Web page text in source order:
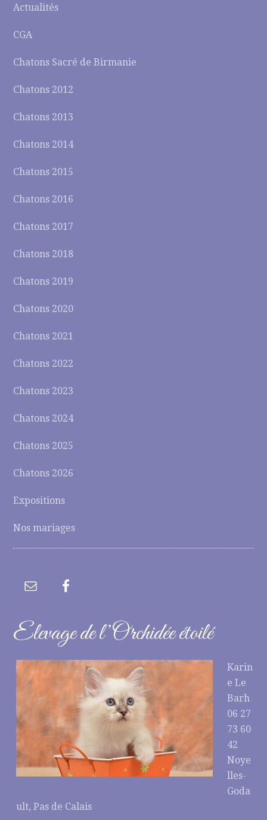
Actualités
CGA
Chatons Sacré de Birmanie
Chatons 2012
Chatons 2013
Chatons 2014
Chatons 2015
Chatons 2016
Chatons 2017
Chatons 2018
Chatons 2019
Chatons 2020
Chatons 2021
Chatons 2022
Chatons 2023
Chatons 2024
Chatons 2025
Chatons 2026
Expositions
Nos mariages
Elevage de l’Orchidée étoilé
Karin
e Le
Barh
06 27
73 60
42
Noye
lles-
Goda
ult, Pas de Calais